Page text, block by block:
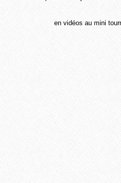
en vidéos au mini